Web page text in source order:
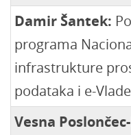
Damir Šantek:
programa
infrastrukture
podataka i e-Vlade
Vesna